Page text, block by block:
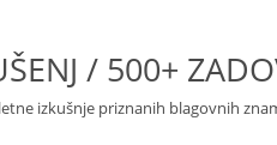
/ 500+
izkušnje priznanih blagovnih